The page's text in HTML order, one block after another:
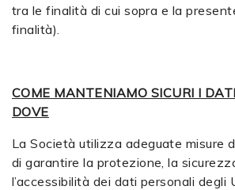
tra le finalità di cui sopra e la
finalità).
COME MANTENIAMO SICURI I
DOVE
La Società utilizza adeguate misure
di garantire la protezione, la
l’accessibilità dei dati personali degli